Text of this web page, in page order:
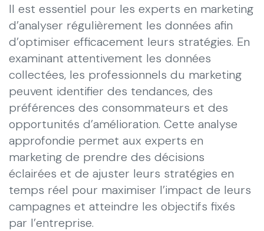
Il est essentiel pour les experts en marketing
d’analyser régulièrement les données afin
d’optimiser efficacement leurs stratégies. En
examinant attentivement les données
collectées, les professionnels du marketing
peuvent identifier des tendances, des
préférences des consommateurs et des
opportunités d’amélioration. Cette analyse
approfondie permet aux experts en
marketing de prendre des décisions
éclairées et de ajuster leurs stratégies en
temps réel pour maximiser l’impact de leurs
campagnes et atteindre les objectifs fixés
par l’entreprise.